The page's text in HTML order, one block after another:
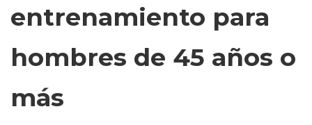
entrenamiento para
hombres de 45 años o
más